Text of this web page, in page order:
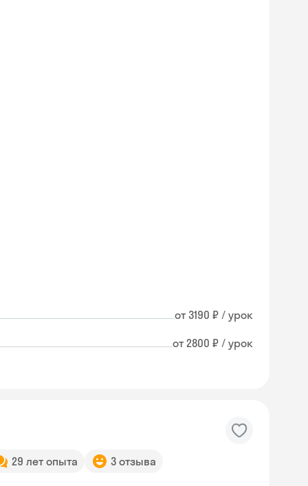
от 3190 ₽ / урок
от 2800 ₽ / урок
29 лет опыта 3 отзыва